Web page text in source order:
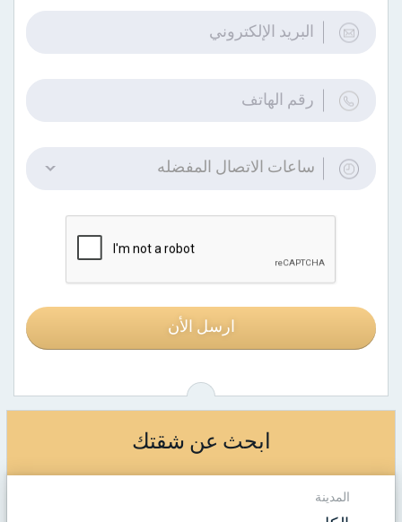
ساعات الاتصال المفضله
ارسل الأن
ابحث عن شقتك
المدينة